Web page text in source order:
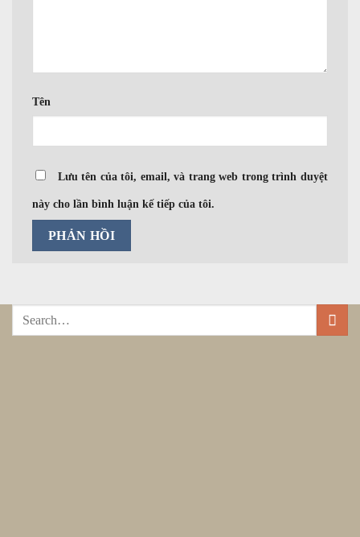
Tên
Lưu tên của tôi, email, và trang web trong trình duyệt
này cho lần bình luận kế tiếp của tôi.